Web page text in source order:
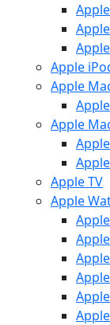
Apple
Apple
Apple
Apple TV
Apple